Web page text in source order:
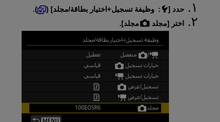
حدد [ : وظيفة تسجيل+اختيار بطاقة/مجلد] (
).
اختر [مجلد
مجلد].